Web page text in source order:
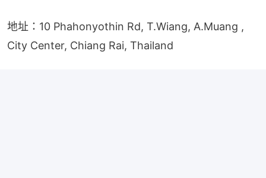
地址：10 Phahonyothin Rd, T.Wiang, A.Muang ,
City Center, Chiang Rai, Thailand